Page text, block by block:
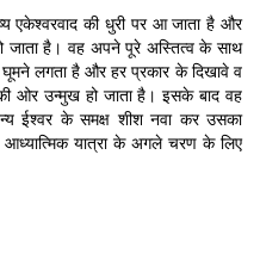
एकेश्वरवाद की धुरी पर आ जाता है और
जाता है। वह अपने पूरे अस्तित्व के साथ
लगता है और हर प्रकार के दिखावे व
ओर उन्मुख हो जाता है। इसके बाद वह
ईश्वर के समक्ष शीश नवा कर उसका
यात्रा के अगले चरण के लिए